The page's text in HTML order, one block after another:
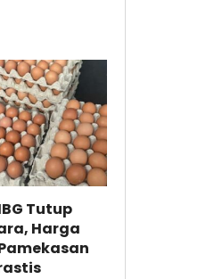
Tutup
Harga